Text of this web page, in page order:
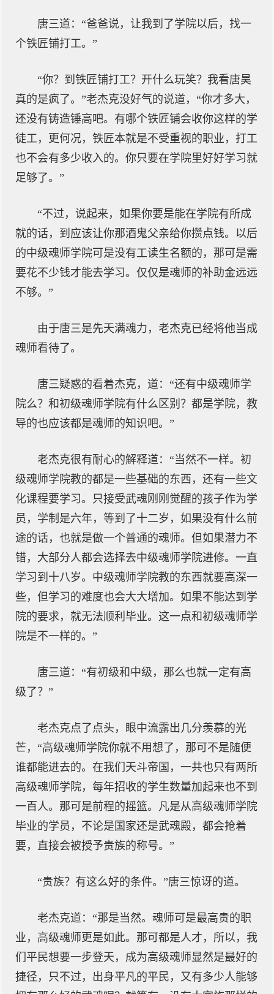
唐三道：“爸爸说，让我到了学院以后，找一
个铁匠铺打工。”
“你？到铁匠铺打工？开什么玩笑？我看唐昊
真的是疯了。”老杰克没好气的说道，“你才多大，
还没有铸造锤高吧。有哪个铁匠铺会收你这样的学
徒工，更何况，铁匠本就是不受重视的职业，打工
也不会有多少收入的。你只要在学院里好好学习就
足够了。”
“不过，说起来，如果你要是能在学院有所成
就的话，到应该让你那酒鬼父亲给你攒点钱。以后
的中级魂师学院可是没有工读生名额的，那可是需
要花不少钱才能去学习。仅仅是魂师的补助金远远
不够。”
由于唐三是先天满魂力，老杰克已经将他当成
魂师看待了。
唐三疑惑的看着杰克，道：“还有中级魂师学
院么？和初级魂师学院有什么区别？都是学院，教
导的也应该都是魂师的知识吧。”
老杰克很有耐心的解释道：“当然不一样。初
级魂师学院教的都是一些基础的东西，还有一些文
化课程要学习。只接受武魂刚刚觉醒的孩子作为学
员，学制是六年，等到了十二岁，如果没有什么前
途的话，也就是做一个普通的魂师。但如果潜力不
错，大部分人都会选择去中级魂师学院进修。一直
学习到十八岁。中级魂师学院教的东西就要高深一
些，但学习的难度也会大大增加。如果不能达到学
院的要求，就无法顺利毕业。这一点和初级魂师学
院是不一样的。”
唐三道：“有初级和中级，那么也就一定有高
级了？”
老杰克点了点头，眼中流露出几分羡慕的光
芒，“高级魂师学院你就不用想了，那可不是随便
谁都能进去的。在我们天斗帝国，一共也只有两所
高级魂师学院，每年招收的学生数量加起来也不到
一百人。那可是前程的摇篮。凡是从高级魂师学院
毕业的学员，不论是国家还是武魂殿，都会抢着
要，直接会被授予贵族的称号。”
“贵族？有这么好的条件。”唐三惊讶的道。
老杰克道：“那是当然。魂师可是最高贵的职
业，高级魂师更是如此。那可都是人才，所以，我
们平民想要一步登天，成为高级魂师显然是最好的
捷径，只不过，出身平凡的平民，又有多少人能够